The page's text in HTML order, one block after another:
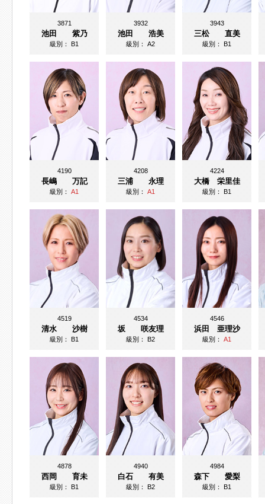
3871
池田 紫乃
級別：B1
3932
池田 浩美
級別：A2
3943
三松 直美
級別：B1
4190
長嶋 万記
級別：A1
4208
三浦 永理
級別：A1
4224
大橋 栄里佳
級別：B1
4519
清水 沙樹
級別：B1
4534
坂 咲友理
級別：B2
4546
浜田 亜理沙
級別：A1
4878
西岡 育未
級別：B1
4940
白石 有美
級別：B2
4984
森下 愛梨
級別：B1